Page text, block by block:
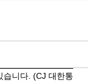
습니다. (CJ 대한통